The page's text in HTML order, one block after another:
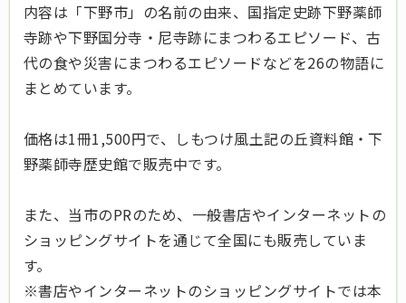
内容は「下野市」の名前の由来、国指定史跡下野薬師
寺跡や下野国分寺・尼寺跡にまつわるエピソード、古
代の食や災害にまつわるエピソードなどを26の物語に
まとめています。
価格は1冊1,500円で、しもつけ風土記の丘資料館・下
野薬師寺歴史館で販売中です。
また、当市のPRのため、一般書店やインターネットの
ショッピングサイトを通じて全国にも販売していま
す。
※書店やインターネットのショッピングサイトでは本